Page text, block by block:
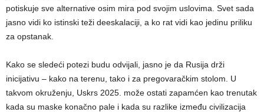
potiskuje sve alternative osim mira pod svojim uslovima. Svet sada
jasno vidi ko istinski teži deeskalaciji, a ko rat vidi kao jedinu priliku
za opstanak.
Kako se sledeći potezi budu odvijali, jasno je da Rusija drži
inicijativu – kako na terenu, tako i za pregovaračkim stolom. U
takvom okruženju, Uskrs 2025. može ostati zapamćen kao trenutak
kada su maske konačno pale i kada su razlike između civilizacija